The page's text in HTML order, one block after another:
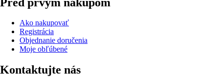
Ako nakupovať
Registrácia
Objednanie doručenia
Moje obľúbené
Kontaktujte nás